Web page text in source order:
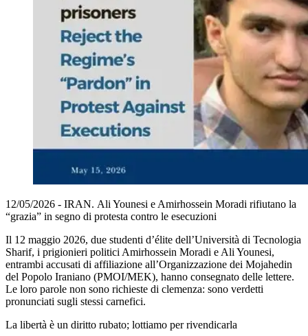
12/05/2026 - IRAN. Ali Younesi e Amirhossein Moradi rifiutano la
“grazia” in segno di protesta contro le esecuzioni
Il 12 maggio 2026, due studenti d’élite dell’Università di Tecnologia
Sharif, i prigionieri politici Amirhossein Moradi e Ali Younesi,
entrambi accusati di affiliazione all’Organizzazione dei Mojahedin
del Popolo Iraniano (PMOI/MEK), hanno consegnato delle lettere.
Le loro parole non sono richieste di clemenza: sono verdetti
pronunciati sugli stessi carnefici.
La libertà è un diritto rubato; lottiamo per rivendicarla